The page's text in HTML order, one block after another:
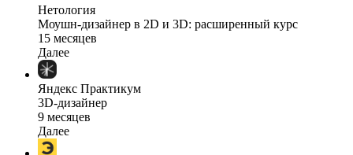
Нетология
Моушн-дизайнер в 2D и 3D: расширенный курс
15 месяцев
Далее
Яндекс Практикум
3D-дизайнер
9 месяцев
Далее